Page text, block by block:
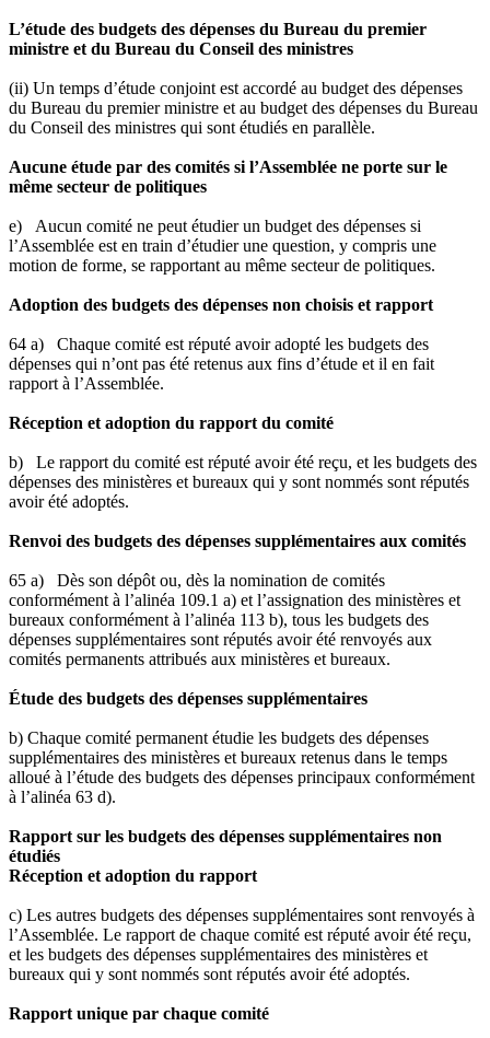
L’étude des budgets des dépenses du Bureau du premier
ministre et du Bureau du Conseil des ministres
(ii) Un temps d’étude conjoint est accordé au budget des dépenses
du Bureau du premier ministre et au budget des dépenses du Bureau
du Conseil des ministres qui sont étudiés en parallèle.
Aucune étude par des comités si l’Assemblée ne porte sur le
même secteur de politiques
e) Aucun comité ne peut étudier un budget des dépenses si
l’Assemblée est en train d’étudier une question, y compris une
motion de forme, se rapportant au même secteur de politiques.
Adoption des budgets des dépenses non choisis et rapport
64 a) Chaque comité est réputé avoir adopté les budgets des
dépenses qui n’ont pas été retenus aux fins d’étude et il en fait
rapport à l’Assemblée.
Réception et adoption du rapport du comité
b) Le rapport du comité est réputé avoir été reçu, et les budgets des
dépenses des ministères et bureaux qui y sont nommés sont réputés
avoir été adoptés.
Renvoi des budgets des dépenses supplémentaires aux comités
65 a) Dès son dépôt ou, dès la nomination de comités
conformément à l’alinéa 109.1 a) et l’assignation des ministères et
bureaux conformément à l’alinéa 113 b), tous les budgets des
dépenses supplémentaires sont réputés avoir été renvoyés aux
comités permanents attribués aux ministères et bureaux.
Étude des budgets des dépenses supplémentaires
b) Chaque comité permanent étudie les budgets des dépenses
supplémentaires des ministères et bureaux retenus dans le temps
alloué à l’étude des budgets des dépenses principaux conformément
à l’alinéa 63 d).
Rapport sur les budgets des dépenses supplémentaires non
étudiés
Réception et adoption du rapport
c) Les autres budgets des dépenses supplémentaires sont renvoyés à
l’Assemblée. Le rapport de chaque comité est réputé avoir été reçu,
et les budgets des dépenses supplémentaires des ministères et
bureaux qui y sont nommés sont réputés avoir été adoptés.
Rapport unique par chaque comité